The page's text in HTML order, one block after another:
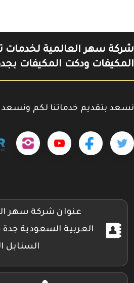
شركة سهر العالمية لخدمات
المكيفات ودكت المكيفات
نسعد بتقديم خدماتنا لكم
تابعنا تابعنا
عنوان شركة سهر
العربية السعودية جدة
السنابل